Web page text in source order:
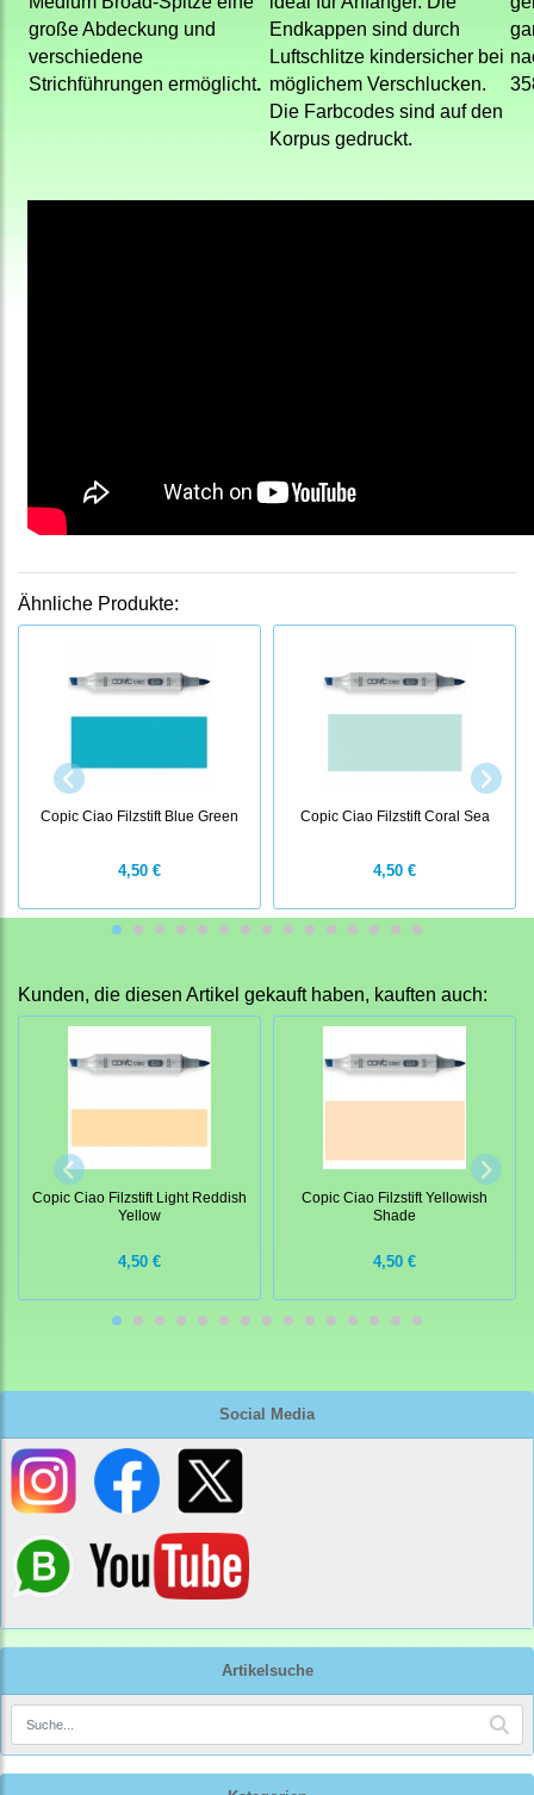
Social Media
Artikelsuche
große Abdeckung und
verschiedene
Strichführungen ermöglicht.
Endkappen sind durch
Luftschlitze kindersicher bei
möglichem Verschlucken.
Die Farbcodes sind auf den
Korpus gedruckt.
Ähnliche Produkte:
Copic Ciao Filzstift Blue Green
4,50 €
Copic Ciao Filzstift Coral Sea
4,50 €
Kunden, die diesen Artikel gekauft haben, kauften auch:
Copic Ciao Filzstift Light Reddish
Yellow
4,50 €
Copic Ciao Filzstift Yellowish
Shade
4,50 €